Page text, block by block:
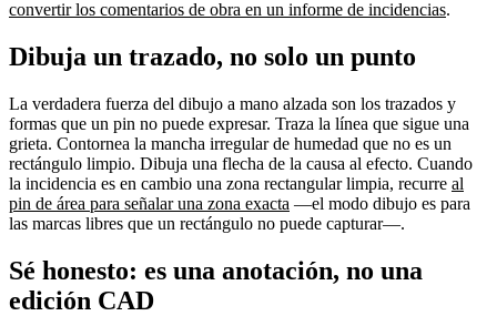
convertir los comentarios de obra en un informe de incidencias.
Dibuja un trazado, no solo un punto
La verdadera fuerza del dibujo a mano alzada son los trazados y
formas que un pin no puede expresar. Traza la línea que sigue una
grieta. Contornea la mancha irregular de humedad que no es un
rectángulo limpio. Dibuja una flecha de la causa al efecto. Cuando
la incidencia es en cambio una zona rectangular limpia, recurre al
pin de área para señalar una zona exacta —el modo dibujo es para
las marcas libres que un rectángulo no puede capturar—.
Sé honesto: es una anotación, no una
edición CAD